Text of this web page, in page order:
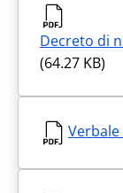
Decreto di
(64.27 KB)